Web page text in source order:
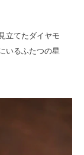
立てたダイヤモ
いるふたつの星